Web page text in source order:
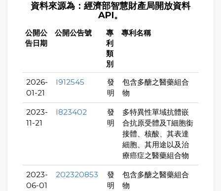
資料來源為：經濟部智慧財產局開放資料
API。
公開公
告日期
公開公告號
專
利
類
別
專利名稱
2026-
01-21
I912545
發
明
包含多醣之醫藥組合
物
2023-
11-21
I823402
發
明
多特異性單域抗體嵌
合抗原受體及T細胞銜
接體、核酸、其表達
細胞、其用途以及治
療癌症之醫藥組合物
2023-
06-01
202320853
發
明
包含多醣之醫藥組合
物